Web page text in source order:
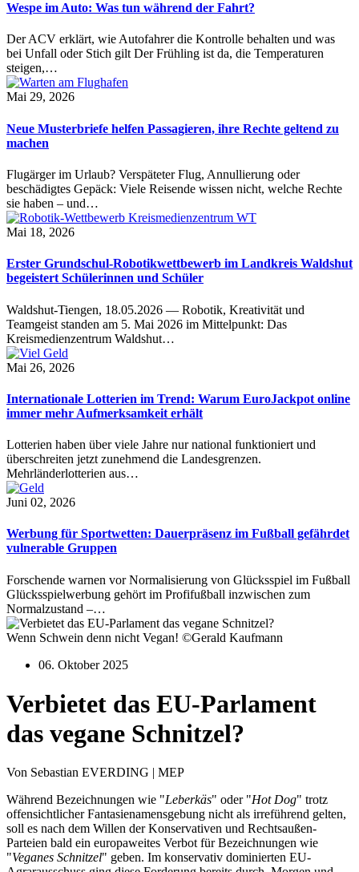
Wespe im Auto: Was tun während der Fahrt?
Der ACV erklärt, wie Autofahrer die Kontrolle behalten und was
bei Unfall oder Stich gilt Der Frühling ist da, die Temperaturen
steigen,…
Mai 29, 2026
Neue Musterbriefe helfen Passagieren, ihre Rechte geltend zu
machen
Flugärger im Urlaub? Verspäteter Flug, Annullierung oder
beschädigtes Gepäck: Viele Reisende wissen nicht, welche Rechte
sie haben – und…
Mai 18, 2026
Erster Grundschul-Robotikwettbewerb im Landkreis Waldshut
begeistert Schülerinnen und Schüler
Waldshut-Tiengen, 18.05.2026 — Robotik, Kreativität und
Teamgeist standen am 5. Mai 2026 im Mittelpunkt: Das
Kreismedienzentrum Waldshut…
Mai 26, 2026
Internationale Lotterien im Trend: Warum EuroJackpot online
immer mehr Aufmerksamkeit erhält
Lotterien haben über viele Jahre nur national funktioniert und
überschreiten jetzt zunehmend die Landesgrenzen.
Mehrländerlotterien aus…
Juni 02, 2026
Werbung für Sportwetten: Dauerpräsenz im Fußball gefährdet
vulnerable Gruppen
Forschende warnen vor Normalisierung von Glücksspiel im Fußball
Glücksspielwerbung gehört im Profifußball inzwischen zum
Normalzustand –…
Wenn Schwein denn nicht Vegan! ©Gerald Kaufmann
06. Oktober 2025
Verbietet das EU-Parlament
das vegane Schnitzel?
Von Sebastian EVERDING | MEP
Während Bezeichnungen wie "Leberkäs" oder "Hot Dog" trotz
offensichtlicher Fantasienamensgebung nicht als irreführend gelten,
soll es nach dem Willen der Konservativen und Rechtsaußen-
Parteien bald ein europaweites Verbot für Bezeichnungen wie
"Veganes Schnitzel" geben. Im konservativ dominierten EU-